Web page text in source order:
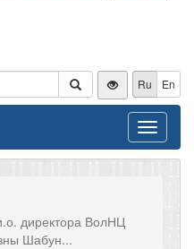
Ru En
Toggle
директора ВолНЦ
Шабун...